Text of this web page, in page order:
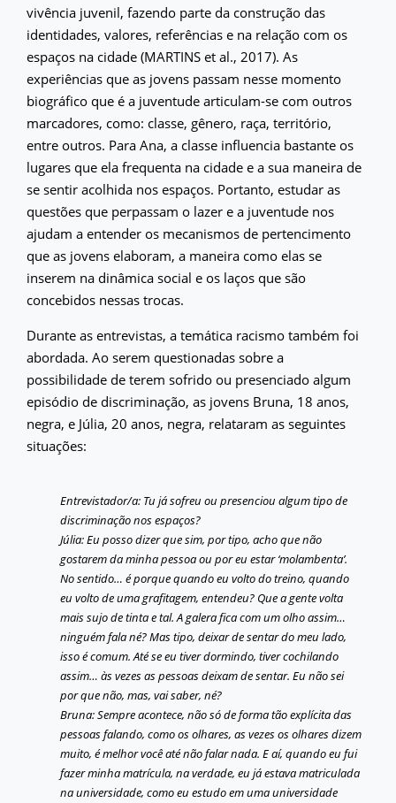
vivência juvenil, fazendo parte da construção das
identidades, valores, referências e na relação com os
espaços na cidade (MARTINS et al., 2017). As
experiências que as jovens passam nesse momento
biográfico que é a juventude articulam-se com outros
marcadores, como: classe, gênero, raça, território,
entre outros. Para Ana, a classe influencia bastante os
lugares que ela frequenta na cidade e a sua maneira de
se sentir acolhida nos espaços. Portanto, estudar as
questões que perpassam o lazer e a juventude nos
ajudam a entender os mecanismos de pertencimento
que as jovens elaboram, a maneira como elas se
inserem na dinâmica social e os laços que são
concebidos nessas trocas.
Durante as entrevistas, a temática racismo também foi
abordada. Ao serem questionadas sobre a
possibilidade de terem sofrido ou presenciado algum
episódio de discriminação, as jovens Bruna, 18 anos,
negra, e Júlia, 20 anos, negra, relataram as seguintes
situações:
Entrevistador/a: Tu já sofreu ou presenciou algum tipo de
discriminação nos espaços?
Júlia: Eu posso dizer que sim, por tipo, acho que não
gostarem da minha pessoa ou por eu estar ‘molambenta’.
No sentido… é porque quando eu volto do treino, quando
eu volto de uma grafitagem, entendeu? Que a gente volta
mais sujo de tinta e tal. A galera fica com um olho assim…
ninguém fala né? Mas tipo, deixar de sentar do meu lado,
isso é comum. Até se eu tiver dormindo, tiver cochilando
assim… às vezes as pessoas deixam de sentar. Eu não sei
por que não, mas, vai saber, né?
Bruna: Sempre acontece, não só de forma tão explícita das
pessoas falando, como os olhares, as vezes os olhares dizem
muito, é melhor você até não falar nada. E aí, quando eu fui
fazer minha matrícula, na verdade, eu já estava matriculada
na universidade, como eu estudo em uma universidade